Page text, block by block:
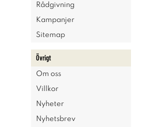
Rådgivning
Kampanjer
Sitemap
Övrigt
Om oss
Villkor
Nyheter
Nyhetsbrev